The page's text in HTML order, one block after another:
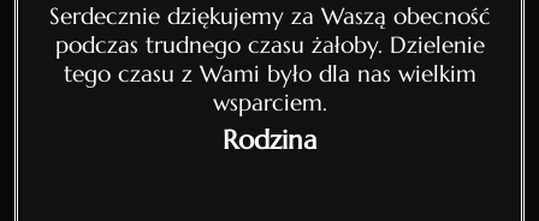
Serdecznie dziękujemy za Waszą obecność
podczas trudnego czasu żałoby. Dzielenie
tego czasu z Wami było dla nas wielkim
wsparciem.
Rodzina